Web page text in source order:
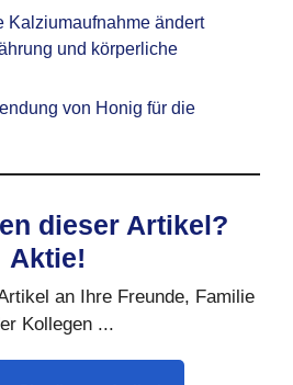
Kalziumaufnahme ändert
und körperliche
von Honig für die
dieser Artikel?
Aktie!
an Ihre Freunde, Familie
Kollegen ...